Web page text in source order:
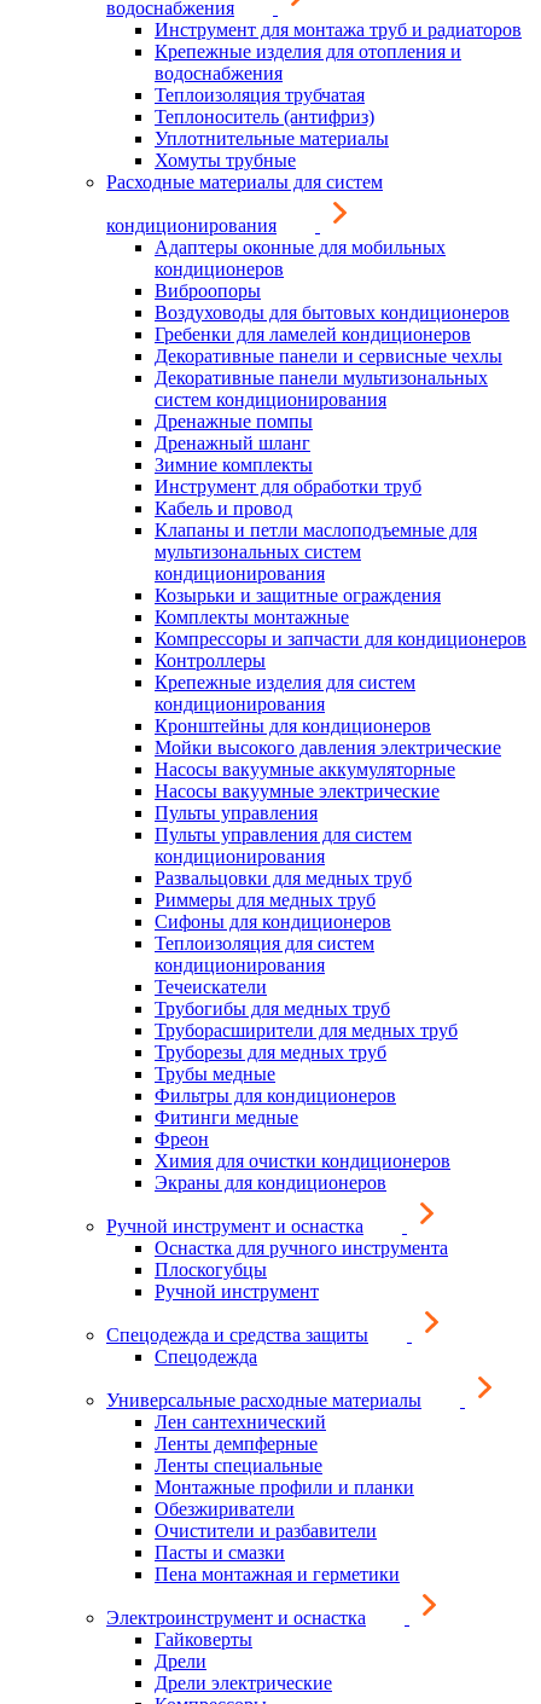
водоснабжения
Инструмент для монтажа труб и радиаторов
Крепежные изделия для отопления и
водоснабжения
Теплоизоляция трубчатая
Теплоноситель (антифриз)
Уплотнительные материалы
Хомуты трубные
Расходные материалы для систем
кондиционирования
Адаптеры оконные для мобильных
кондиционеров
Виброопоры
Воздуховоды для бытовых кондиционеров
Гребенки для ламелей кондиционеров
Декоративные панели и сервисные чехлы
Декоративные панели мультизональных
систем кондиционирования
Дренажные помпы
Дренажный шланг
Зимние комплекты
Инструмент для обработки труб
Кабель и провод
Клапаны и петли маслоподъемные для
мультизональных систем
кондиционирования
Козырьки и защитные ограждения
Комплекты монтажные
Компрессоры и запчасти для кондиционеров
Контроллеры
Крепежные изделия для систем
кондиционирования
Кронштейны для кондиционеров
Мойки высокого давления электрические
Насосы вакуумные аккумуляторные
Насосы вакуумные электрические
Пульты управления
Пульты управления для систем
кондиционирования
Развальцовки для медных труб
Риммеры для медных труб
Сифоны для кондиционеров
Теплоизоляция для систем
кондиционирования
Течеискатели
Трубогибы для медных труб
Труборасширители для медных труб
Труборезы для медных труб
Трубы медные
Фильтры для кондиционеров
Фитинги медные
Фреон
Химия для очистки кондиционеров
Экраны для кондиционеров
Ручной инструмент и оснастка
Оснастка для ручного инструмента
Плоскогубцы
Ручной инструмент
Спецодежда и средства защиты
Спецодежда
Универсальные расходные материалы
Лен сантехнический
Ленты демпферные
Ленты специальные
Монтажные профили и планки
Обезжириватели
Очистители и разбавители
Пасты и смазки
Пена монтажная и герметики
Электроинструмент и оснастка
Гайковерты
Дрели
Дрели электрические